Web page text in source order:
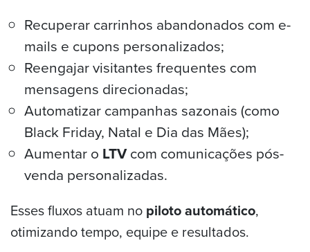
Recuperar carrinhos abandonados com e-
mails e cupons personalizados;
Reengajar visitantes frequentes com
mensagens direcionadas;
Automatizar campanhas sazonais (como
Black Friday, Natal e Dia das Mães);
Aumentar o LTVcom comunicações pós-
venda personalizadas.
Esses fluxos atuam no piloto automático,
otimizando tempo, equipe e resultados.